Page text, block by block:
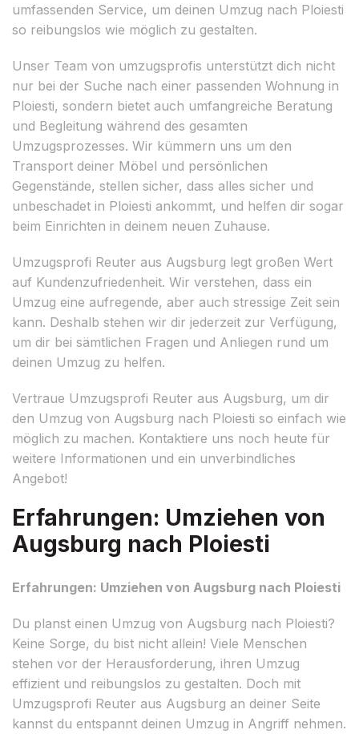
umfassenden Service, um deinen Umzug nach Ploiesti
so reibungslos wie möglich zu gestalten.
Unser Team von umzugsprofis unterstützt dich nicht
nur bei der Suche nach einer passenden Wohnung in
Ploiesti, sondern bietet auch umfangreiche Beratung
und Begleitung während des gesamten
Umzugsprozesses. Wir kümmern uns um den
Transport deiner Möbel und persönlichen
Gegenstände, stellen sicher, dass alles sicher und
unbeschadet in Ploiesti ankommt, und helfen dir sogar
beim Einrichten in deinem neuen Zuhause.
Umzugsprofi Reuter aus Augsburg legt großen Wert
auf Kundenzufriedenheit. Wir verstehen, dass ein
Umzug eine aufregende, aber auch stressige Zeit sein
kann. Deshalb stehen wir dir jederzeit zur Verfügung,
um dir bei sämtlichen Fragen und Anliegen rund um
deinen Umzug zu helfen.
Vertraue Umzugsprofi Reuter aus Augsburg, um dir
den Umzug von Augsburg nach Ploiesti so einfach wie
möglich zu machen. Kontaktiere uns noch heute für
weitere Informationen und ein unverbindliches
Angebot!
Erfahrungen: Umziehen von
Augsburg nach Ploiesti
Erfahrungen: Umziehen von Augsburg nach Ploiesti
Du planst einen Umzug von Augsburg nach Ploiesti?
Keine Sorge, du bist nicht allein! Viele Menschen
stehen vor der Herausforderung, ihren Umzug
effizient und reibungslos zu gestalten. Doch mit
Umzugsprofi Reuter aus Augsburg an deiner Seite
kannst du entspannt deinen Umzug in Angriff nehmen.